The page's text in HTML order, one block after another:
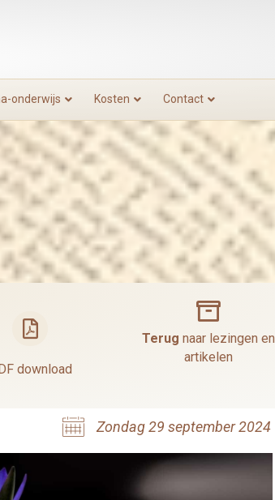
onderwijs Kosten Contact
download
Dharma archief
Terug naar lezingen en
artikelen
Zondag 29 september 2024